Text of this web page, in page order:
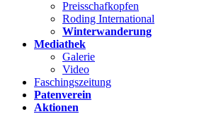
Preisschafkopfen
Roding International
Winterwanderung
Mediathek
Galerie
Video
Faschingszeitung
Patenverein
Aktionen